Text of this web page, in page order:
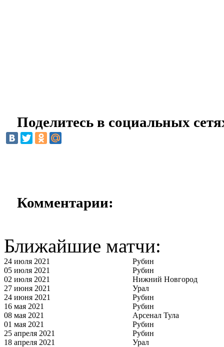
Поделитесь в социальных
Комментарии:
Ближайшие матчи:
24 июля 2021
Рубин
05 июля 2021
Рубин
02 июля 2021
Нижний Новгород
27 июня 2021
Урал
24 июня 2021
Рубин
16 мая 2021
Рубин
08 мая 2021
Арсенал Тула
01 мая 2021
Рубин
25 апреля 2021
Рубин
18 апреля 2021
Урал